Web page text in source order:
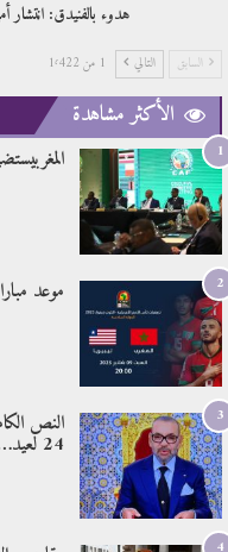
هدوء بالفنيدق: انتشار
السابق التالي 1 من 1٬422
الأكثر مشاهدة
1
2 موعد
3 النص
24 لعيد…